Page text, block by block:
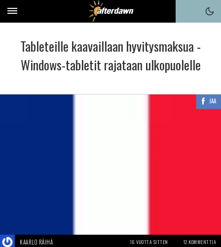
Tableteille kaavaillaan hyvitysmaksua -
Windows-tabletit rajataan ulkopuolelle
JAA
KAARLO RÄIHÄ 16 VUOTTA SITTEN 12 KOMMENTTIA